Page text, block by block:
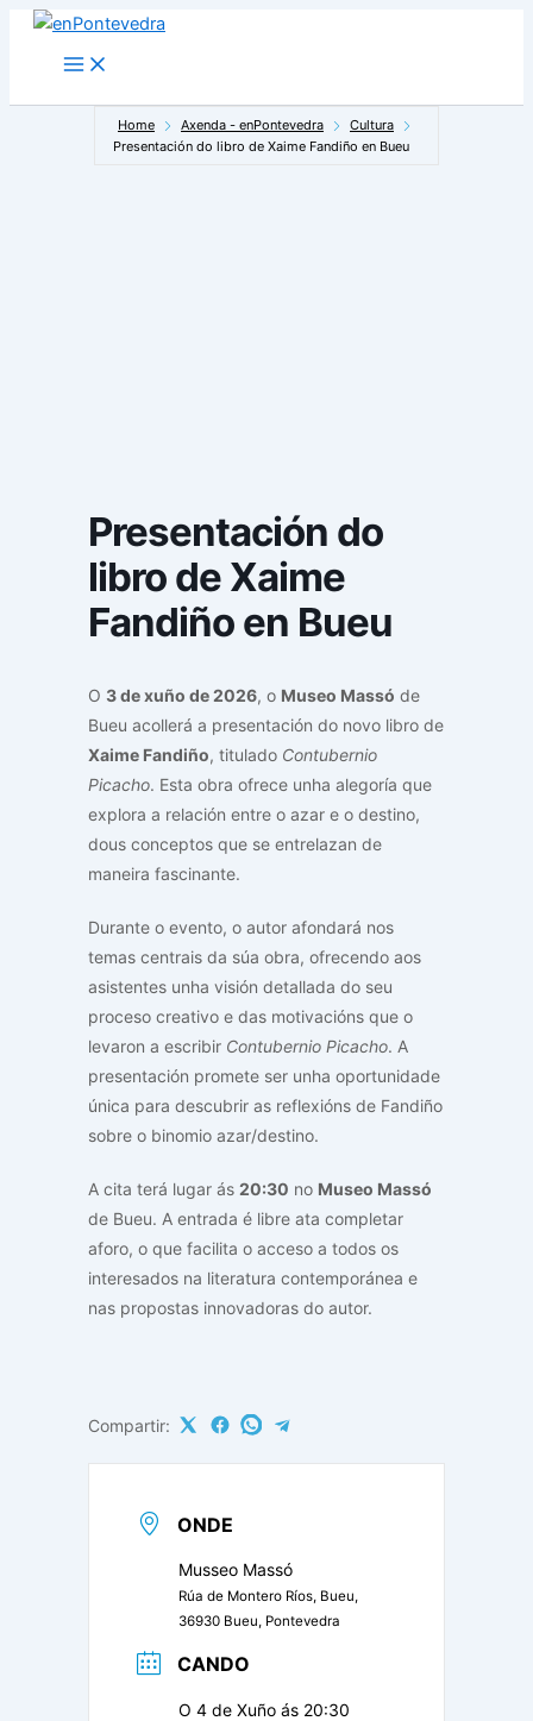
Main
Menu
Home Axenda - enPontevedra
Cultura
Presentación do libro de Xaime Fandiño en Bueu
Presentación do
libro de Xaime
Fandiño en Bueu
O 3 de xuño de 2026, o Museo Massó de
Bueu acollerá a presentación do novo libro de
Xaime Fandiño, titulado Contubernio
Picacho. Esta obra ofrece unha alegoría que
explora a relación entre o azar e o destino,
dous conceptos que se entrelazan de
maneira fascinante.
Durante o evento, o autor afondará nos
temas centrais da súa obra, ofrecendo aos
asistentes unha visión detallada do seu
proceso creativo e das motivacións que o
levaron a escribir Contubernio Picacho. A
presentación promete ser unha oportunidade
única para descubrir as reflexións de Fandiño
sobre o binomio azar/destino.
A cita terá lugar ás 20:30 no Museo Massó
de Bueu. A entrada é libre ata completar
aforo, o que facilita o acceso a todos os
interesados na literatura contemporánea e
nas propostas innovadoras do autor.
Compartir:
ONDE
Musseo Massó
Rúa de Montero Ríos, Bueu,
36930 Bueu, Pontevedra
CANDO
O 4 de Xuño ás 20:30